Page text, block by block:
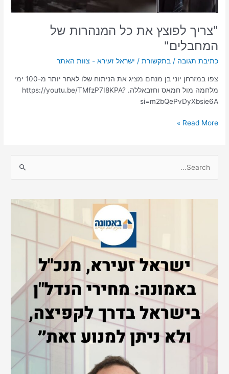
"צריך לפוצץ את כל המנהרות של
המחבלים"
כתיבת תגובה /בתקשורת / ישראל זעירא - צוות האתר
צפו במזרחן יוני בן מנחם מציג את הניתוח שלו לאחר יותר מ-100 ימי
מלחמה מול חמאס וחזבאללה. https://youtu.be/TMfzP7I8KPA?
si=m2bQePvDyXbsie6A
Read More »
o
r